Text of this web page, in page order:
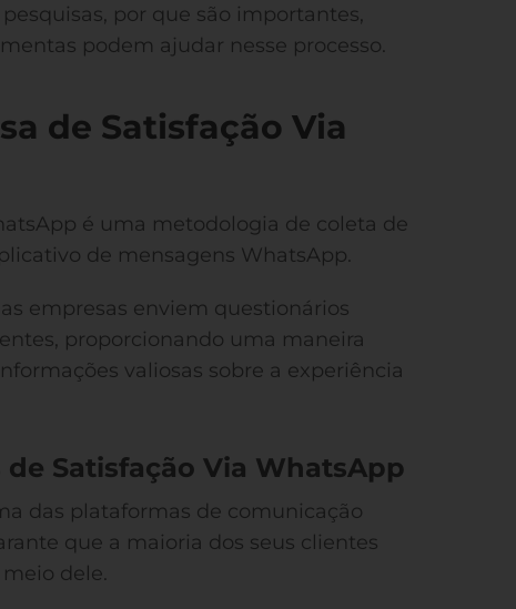
por que são importantes,
podem ajudar nesse processo.
de Satisfação Via
é uma metodologia de coleta de
de mensagens WhatsApp.
empresas enviem questionários
proporcionando uma maneira
valiosas sobre a experiência
Satisfação Via WhatsApp
das plataformas de comunicação
que a maioria dos seus clientes
dele.